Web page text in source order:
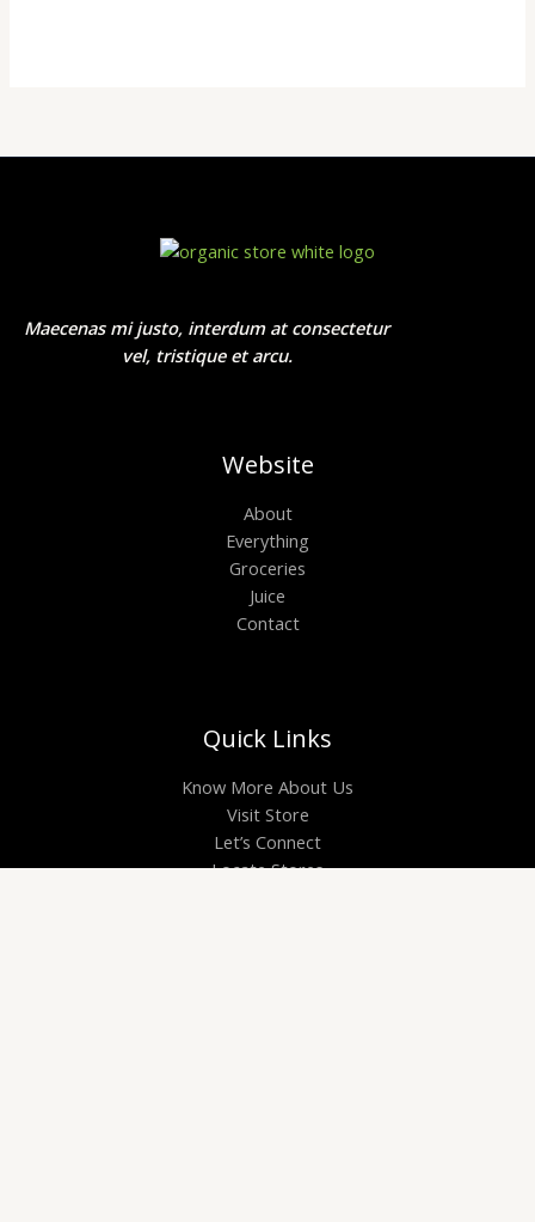
Maecenas mi justo, interdum at consectetur
vel, tristique et arcu.
Website
About
Everything
Groceries
Juice
Contact
Quick Links
Know More About Us
Visit Store
Let’s Connect
Locate Stores